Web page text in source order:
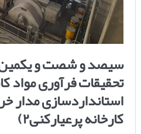
سیصد و شصت و
تحقیقات فرآوری مواد
استانداردسازی مدار
کارخانه پرعیارکنی۲)